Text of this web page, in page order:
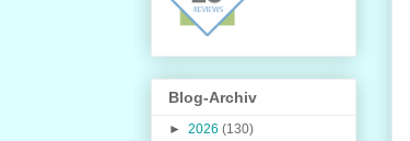
Blog-Archiv
► 2026 (130)